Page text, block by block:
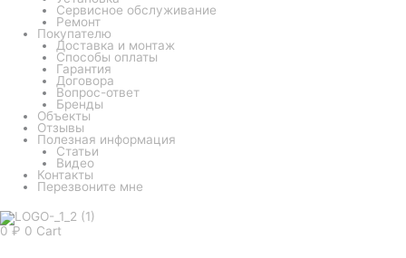
Сервисное обслуживание
Ремонт
Покупателю
Доставка и монтаж
Способы оплаты
Гарантия
Договора
Вопрос-ответ
Бренды
Объекты
Отзывы
Полезная информация
Статьи
Видео
Контакты
Перезвоните мне
0 ₽ 0 Cart